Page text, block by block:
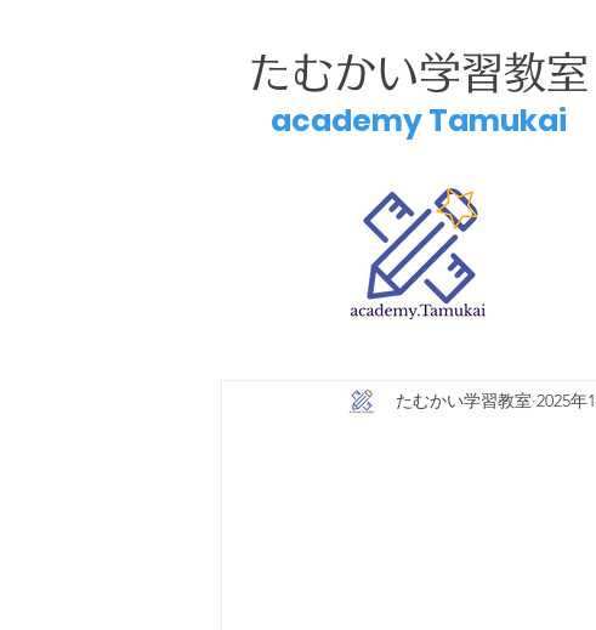
たむかい学習教室
academy Tamukai
たむかい学習教室 2025年